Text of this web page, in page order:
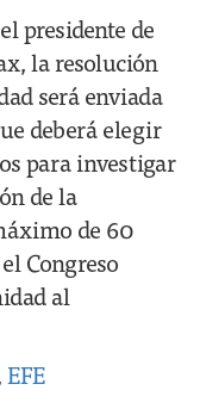
presidente de
la resolución
será enviada
deberá elegir
para investigar
de la
de 60
Congreso
al
EFE